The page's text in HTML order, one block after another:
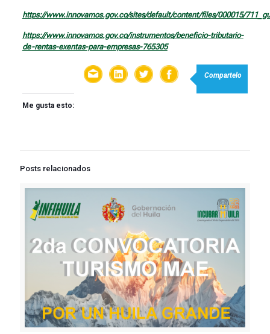
https://www.innovamos.gov.co/sites/default/content/files/000015/
https://www.innovamos.gov.co/instrumentos/beneficio-tributario-
de-rentas-exentas-para-empresas-765305
Compartelo
Me gusta esto:
Posts relacionados